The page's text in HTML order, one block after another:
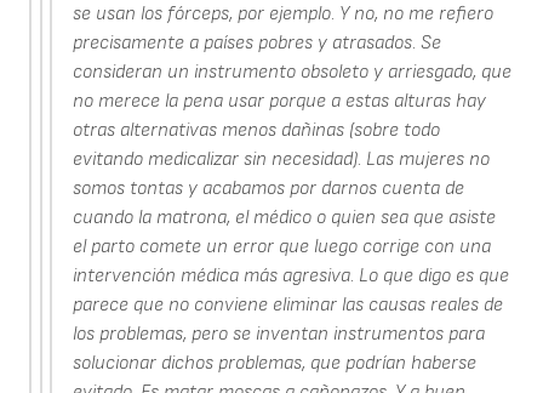
se usan los fórceps, por ejemplo. Y no, no me refiero
precisamente a países pobres y atrasados. Se
consideran un instrumento obsoleto y arriesgado, que
no merece la pena usar porque a estas alturas hay
otras alternativas menos dañinas (sobre todo
evitando medicalizar sin necesidad). Las mujeres no
somos tontas y acabamos por darnos cuenta de
cuando la matrona, el médico o quien sea que asiste
el parto comete un error que luego corrige con una
intervención médica más agresiva. Lo que digo es que
parece que no conviene eliminar las causas reales de
los problemas, pero se inventan instrumentos para
solucionar dichos problemas, que podrían haberse